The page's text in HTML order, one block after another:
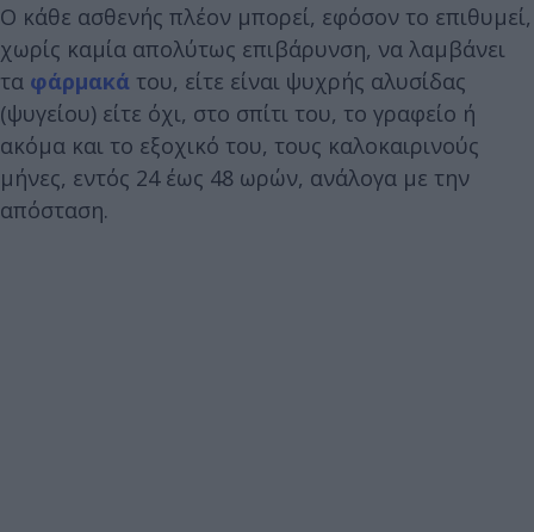
O κάθε ασθενής πλέον μπορεί, εφόσον το επιθυμεί,
χωρίς καμία απολύτως επιβάρυνση, να λαμβάνει
τα φάρμακά του, είτε είναι ψυχρής αλυσίδας
(ψυγείου) είτε όχι, στο σπίτι του, το γραφείο ή
ακόμα και το εξοχικό του, τους καλοκαιρινούς
μήνες, εντός 24 έως 48 ωρών, ανάλογα με την
απόσταση.